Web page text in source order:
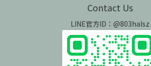
Contact Us
LINE官方ID：@803halsz